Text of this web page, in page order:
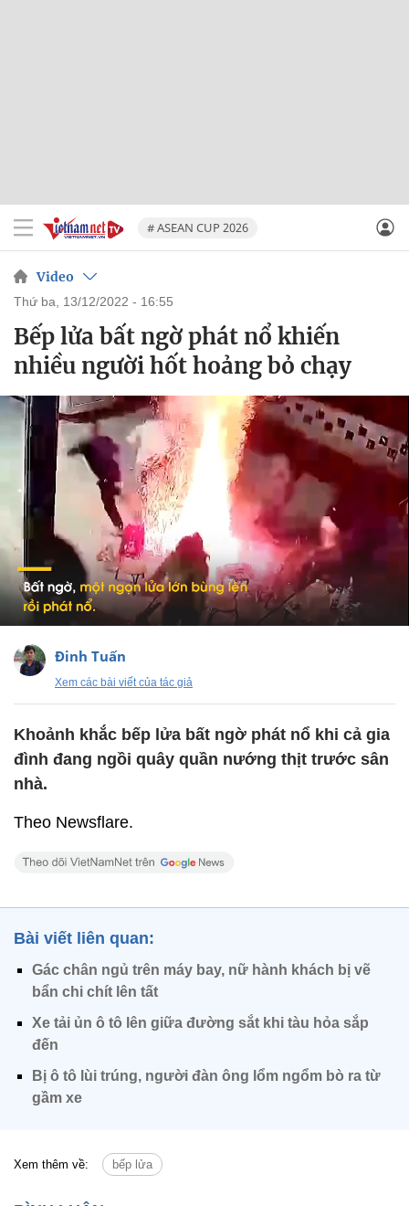
# ASEAN CUP 2026
Video
thứ ba, 13/12/2022 - 16:55
Bếp lửa bất ngờ phát nổ khiến
nhiều người hốt hoảng bỏ chạy
Đinh Tuấn
Xem các bài viết của tác giả
Khoảnh khắc bếp lửa bất ngờ phát nổ khi cả gia
đình đang ngồi quây quần nướng thịt trước sân
nhà.
Theo Newsflare.
Bài viết liên quan:
Gác chân ngủ trên máy bay, nữ hành khách bị vẽ
bẩn chi chít lên tất
Xe tải ủn ô tô lên giữa đường sắt khi tàu hỏa sắp
đến
Bị ô tô lùi trúng, người đàn ông lổm ngổm bò ra từ
gầm xe
Xem thêm về: bếp lửa